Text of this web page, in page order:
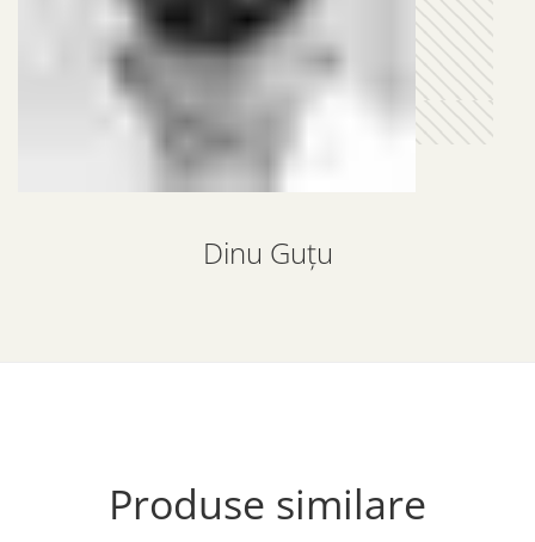
Dinu Guțu
Produse similare